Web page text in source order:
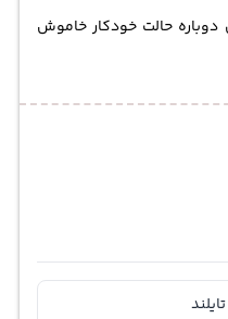
دوباره حالت خودکار خاموش
تایلند